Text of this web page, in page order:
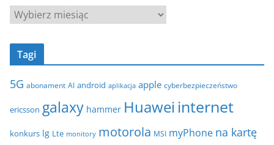
g
e
A
c
w
Tagi
5G abonament AI android aplikacja apple cyberbezpieczeństwo
ericsson galaxy hammer Huawei internet
konkurs lg Lte monitory motorola MSI myPhone na kartę